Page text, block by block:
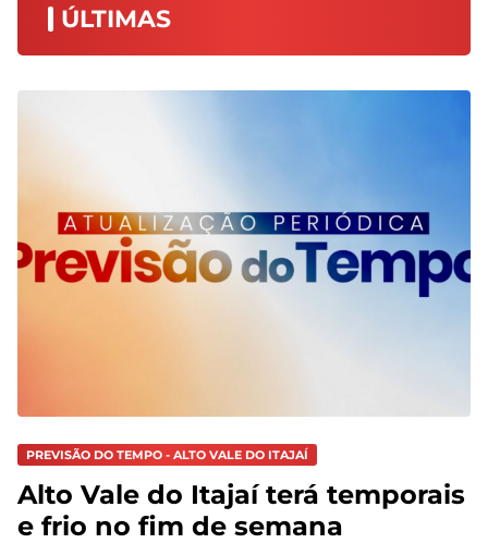
ÚLTIMAS
PREVISÃO DO TEMPO - ALTO VALE DO ITAJAÍ
Alto Vale do Itajaí terá temporais
e frio no fim de semana